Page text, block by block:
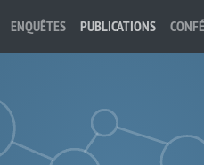
ENQUÊTES PUBLICATIONS